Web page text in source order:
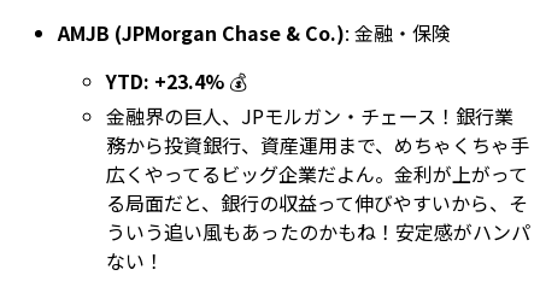
AMJB (JPMorgan Chase & Co.): 金融・保険
YTD: +23.4% 💰
金融界の巨人、JPモルガン・チェース！銀行業
務から投資銀行、資産運用まで、めちゃくちゃ手
広くやってるビッグ企業だよん。金利が上がって
る局面だと、銀行の収益って伸びやすいから、そ
ういう追い風もあったのかもね！安定感がハンパ
ない！